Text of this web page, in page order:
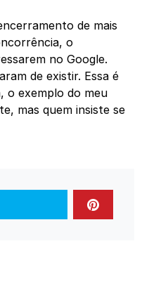
de mais
o
no Google.
de existir. Essa é
o exemplo do meu
mas quem insiste se